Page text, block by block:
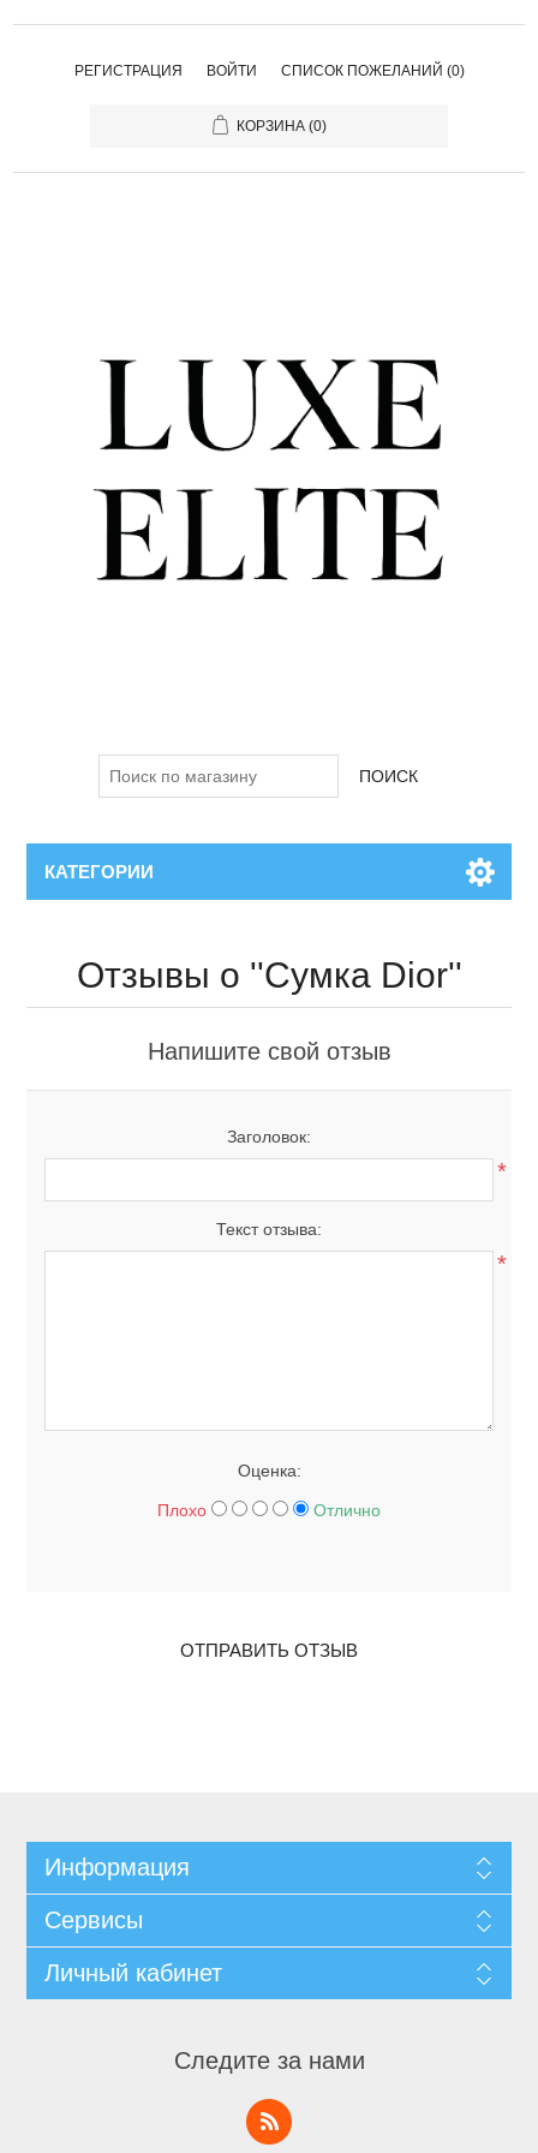
РЕГИСТРАЦИЯ ВОЙТИ СПИСОК ПОЖЕЛАНИЙ (0)
КОРЗИНА (0)
ПОИСК
КАТЕГОРИИ
Отзывы о Сумка Dior
Напишите свой отзыв
Заголовок:
*
Текст отзыва:
*
Оценка:
Плохо Отлично
ОТПРАВИТЬ ОТЗЫВ
Информация
Сервисы
Личный кабинет
Следите за нами